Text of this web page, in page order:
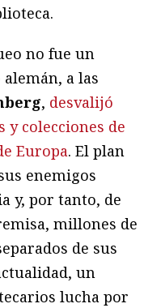
no fue un
a las
, desvalijó
y colecciones de
Europa. El plan
enemigos
y, por tanto, de
millones de
de sus
un
lucha por